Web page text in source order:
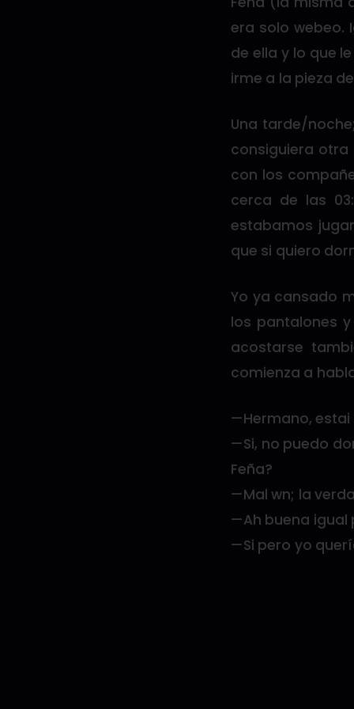
era solo webeo.
de ella y lo que
irme a la pieza
Una tarde/
consiguiera otra
con los
cerca de las
estabamos
que si quiero
Yo ya cansado
los pantalones
acostarse
comienza a
—Hermano,
—Si, no puedo
Feña?
—Mal wn; la
—Ah buena igual
—Si pero yo